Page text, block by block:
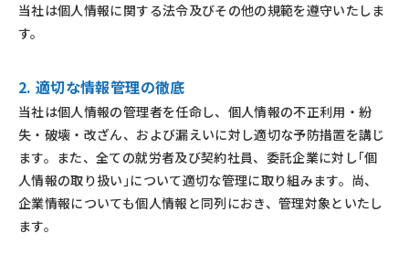
当社は個人情報に関する法令及びその他の規範を遵守いたしま
す。
2. 適切な情報管理の徹底
当社は個人情報の管理者を任命し、個人情報の不正利用・紛
失・破壊・改ざん、および漏えいに対し適切な予防措置を講じ
ます。また、全ての就労者及び契約社員、委託企業に対し｢個
人情報の取り扱い｣について適切な管理に取り組みます。尚、
企業情報についても個人情報と同列におき、管理対象といたし
ます。